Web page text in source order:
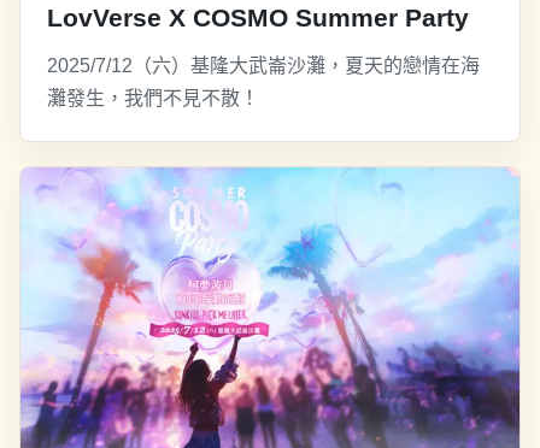
LovVerse X COSMO Summer Party
2025/7/12（六）基隆大武崙沙灘，夏天的戀情在海
灘發生，我們不見不散！